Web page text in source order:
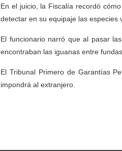
En el juicio, la Fiscalía recordó
detectar en su equipaje las especies
El funcionario narró que al pasar
encontraban las iguanas entre
El Tribunal Primero de Garantías
impondrá al extranjero.